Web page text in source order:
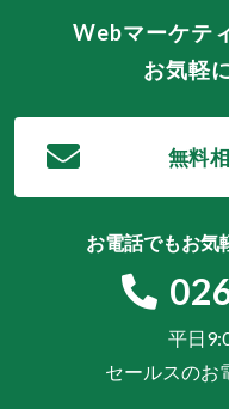
Webマーケテ
お気軽
無料
お電話でもお気
平日
セールスのお